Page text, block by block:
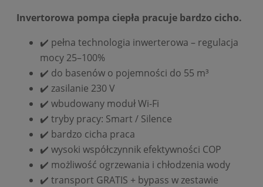
Invertorowa pompa ciepła pracuje bardzo cicho.
✔️ pełna technologia inwerterowa – regulacja
mocy 25–100%
✔️ do basenów o pojemności do 55 m³
✔️ zasilanie 230 V
✔️ wbudowany moduł Wi-Fi
✔️ tryby pracy: Smart / Silence
✔️ bardzo cicha praca
✔️ wysoki współczynnik efektywności COP
✔️ możliwość ogrzewania i chłodzenia wody
✔️ transport GRATIS + bypass w zestawie